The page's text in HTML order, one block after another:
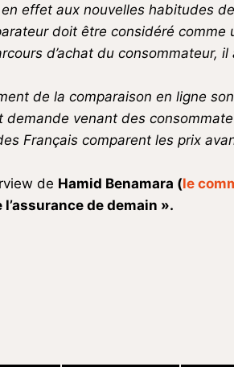
effet aux nouvelles habitudes
doit être considéré
d’achat du consommateur,
de la comparaison en ligne
venant des
Français comparent les prix
de Hamid Benamara (le
de demain ».